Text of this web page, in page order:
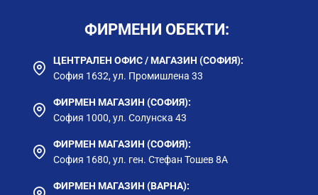
ФИРМЕНИ ОБЕКТИ:
ЦЕНТРАЛЕН ОФИС / МАГАЗИН (СОФИЯ):
София 1632, ул. Промишлена 33
ФИРМЕН МАГАЗИН (СОФИЯ):
София 1000, ул. Солунска 43
ФИРМЕН МАГАЗИН (СОФИЯ):
София 1680, ул. ген. Стефан Тошев 8А
ФИРМЕН МАГАЗИН (ВАРНА):